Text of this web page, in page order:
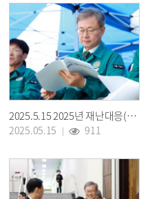
2025.5.15 2025년 재난대응(풍수해) 교육 및 현장훈련
2025.05.15
911